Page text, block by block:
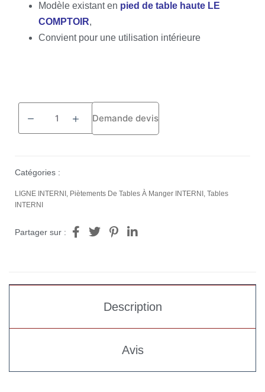
Modèle existant en pied de table haute LE
COMPTOIR,
Convient pour une utilisation intérieure
Demande devis
Catégories :
LIGNE INTERNI , Piètements De Tables À Manger INTERNI , Tables
INTERNI
Partager sur :
Description
Avis